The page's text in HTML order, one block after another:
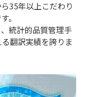
35年以上こだわり
。
統計的品質管理手
翻訳実績を誇りま